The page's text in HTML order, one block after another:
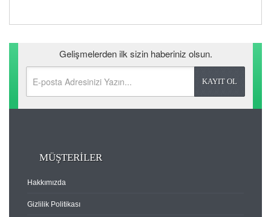
Gelişmelerden ilk sizin haberiniz olsun.
MÜŞTERİLER
Hakkımızda
Gizlilik Politikası